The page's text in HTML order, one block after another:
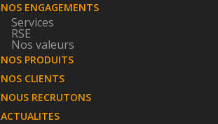
NOS ENGAGEMENTS
Services
RSE
Nos valeurs
NOS PRODUITS
NOS CLIENTS
NOUS RECRUTONS
ACTUALITES